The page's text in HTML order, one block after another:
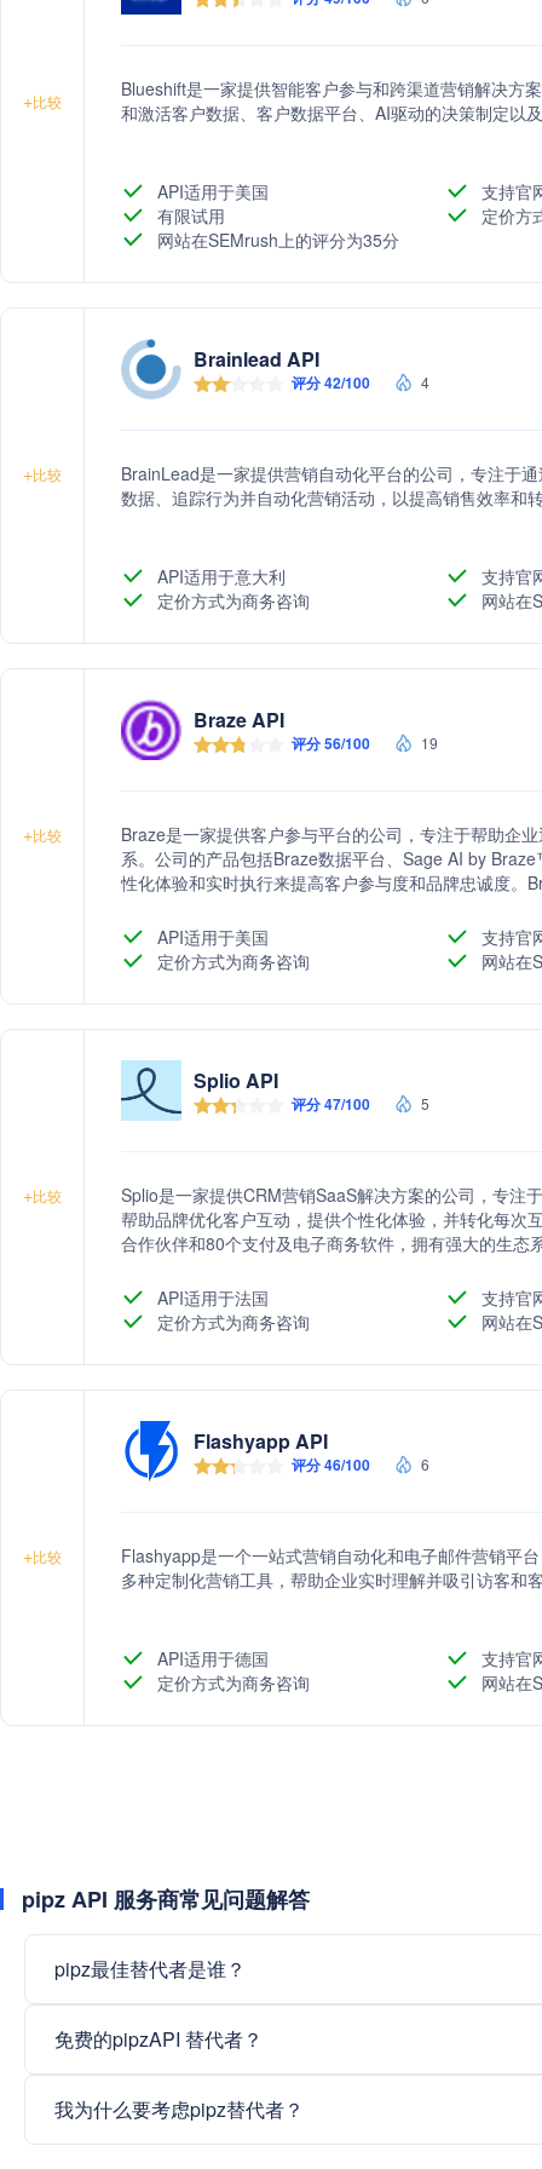
+比较
Blueshift是一家提供智能客户参与和跨渠道营销解决方
和激活客户数据、客户数据平台、AI驱动的决策制定以
API适用于美国
支持官
有限试用
定价方
网站在SEMrush上的评分为35分
+比较
Brainlead API
评分 42/100 4
BrainLead是一家提供营销自动化平台的公司，专注于
数据、追踪行为并自动化营销活动，以提高销售效率和
API适用于意大利
支持官
定价方式为商务咨询
网站在
+比较
Braze API
评分 56/100 19
Braze是一家提供客户参与平台的公司，专注于帮助企
系。公司的产品包括Braze数据平台、Sage AI by
性化体验和实时执行来提高客户参与度和品牌忠诚度。
平台和AI能力，帮助企业实现客户关系的深度挖掘和营
API适用于美国
支持官
定价方式为商务咨询
网站在
+比较
Splio API
评分 47/100 5
Splio是一家提供CRM营销SaaS解决方案的公司，专注
帮助品牌优化客户互动，提供个性化体验，并转化每次
合作伙伴和80个支付及电子商务软件，拥有强大的生
API适用于法国
支持官
定价方式为商务咨询
网站在
+比较
Flashyapp API
评分 46/100 6
Flashyapp是一个一站式营销自动化和电子邮件营销平
多种定制化营销工具，帮助企业实时理解并吸引访客和
API适用于德国
支持官
定价方式为商务咨询
网站在
pipz API 服务商常见问题解答
pipz最佳替代者是谁？
免费的pipzAPI 替代者？
我为什么要考虑pipz替代者？